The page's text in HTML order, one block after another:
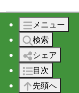
© 2026 株
メニュー
検索
シェア
目次
先頭へ